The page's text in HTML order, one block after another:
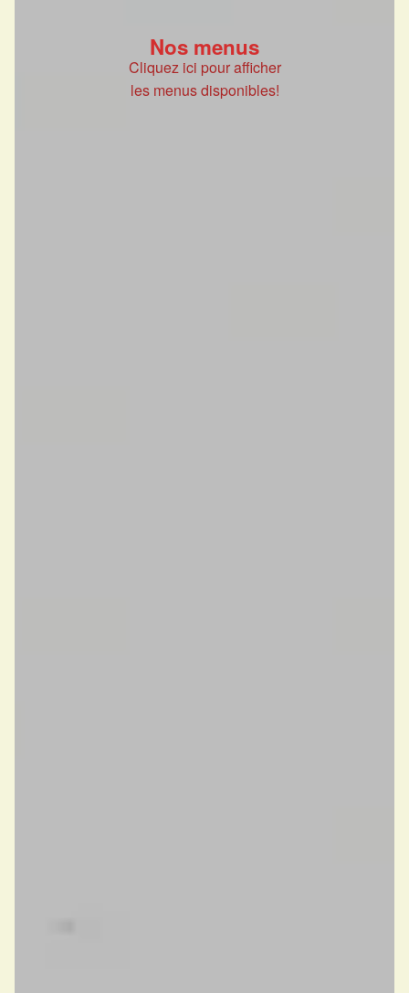
Nos menus
Cliquez ici pour afficher
les menus disponibles!